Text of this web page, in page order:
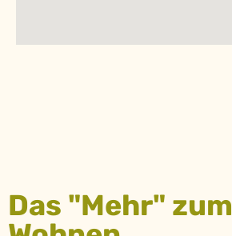
Das "Mehr" zum